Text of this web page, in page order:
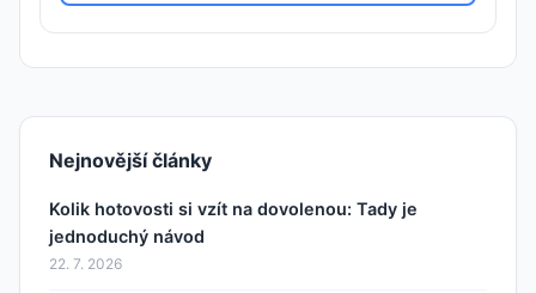
Nejnovější články
Kolik hotovosti si vzít na dovolenou: Tady je
jednoduchý návod
22. 7. 2026